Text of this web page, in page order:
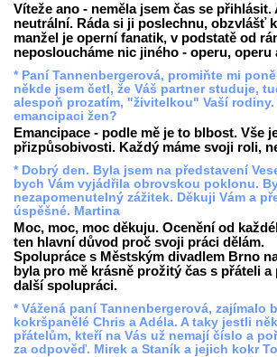
Víteže ano - neměla jsem čas se
neutrální. Ráda si ji poslechnu, obzvlášť
manžel je operní fanatik, v podstatě od
neposloucháme nic jiného - operu, operu
* Paní Tannenbergerová, promiňte mi
někde jsem četl, že Váš partner studuje,
alespoň prozatím, "živitelkou" Vaší
emancipaci žen?
Emancipace - podle mě je to blbost. Vše
přizpůsobivosti. Každý máme svoji roli,
* Dobrý den. Byla jsem na představení
bych Vám vyjádřila obrovskou poklonu.
nezapomenutelný zážitek. Děkuji Vám a
úspěšné. Martina
Moc, moc, moc děkuju. Ocenění od
ten hlavní důvod proč svoji práci dělám.
Spolupráce s Městským divadlem Brno
byla pro mě krásně prožitý čas s přáteli a
další spolupráci.
* Vážená paní Tannenbergerová, zajímalo
kokršpanělé Chris a Adéla. A taky jestli
přátelům, kteří na Vás už nemají číslo a
za odpověď. Mirek a Staník a jejich kokr